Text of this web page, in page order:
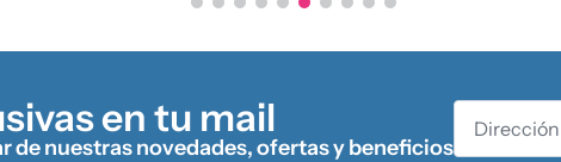
en tu mail
de nuestras novedades, ofertas y beneficios